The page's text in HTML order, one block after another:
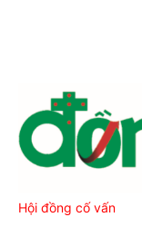
Hội đồng cố vấn